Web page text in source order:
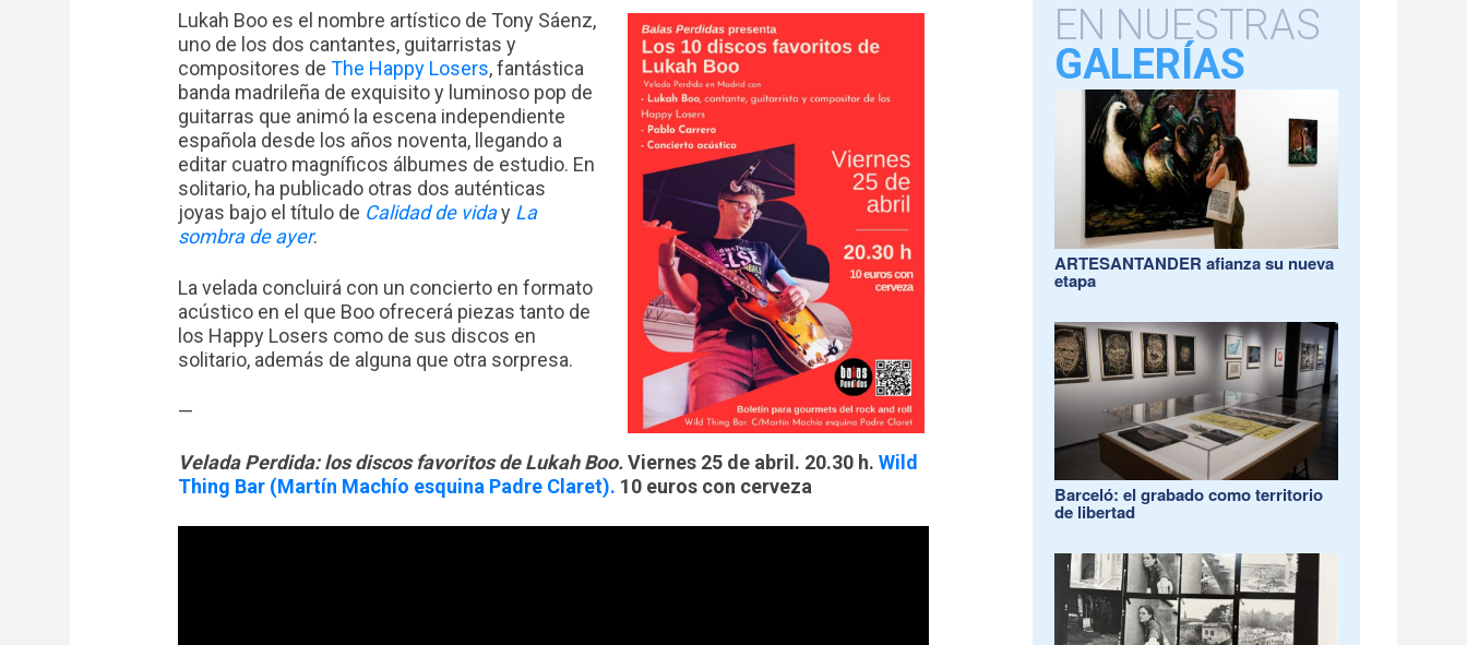
Lukah Boo es el nombre artístico de Tony Sáenz,
uno de los dos cantantes, guitarristas y
compositores de The Happy Losers, fantástica
banda madrileña de exquisito y luminoso pop de
guitarras que animó la escena independiente
española desde los años noventa, llegando a
editar cuatro magníficos álbumes de estudio. En
solitario, ha publicado otras dos auténticas
joyas bajo el título de Calidad de viday La
sombra de ayer.
La velada concluirá con un concierto en formato
acústico en el que Boo ofrecerá piezas tanto de
los Happy Losers como de sus discos en
solitario, además de alguna que otra sorpresa.
—
Velada Perdida: los discos favoritos de Lukah Boo.Viernes 25 de abril. 20.30 h. Wild
Thing Bar (Martín Machío esquina Padre Claret). 10 euros con cerveza
EN NUESTRAS
GALERÍAS
ARTESANTANDER afianza su nueva
etapa
Barceló: el grabado como territorio
de libertad